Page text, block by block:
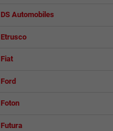
DS Automobiles
Etrusco
Fiat
Ford
Foton
Futura